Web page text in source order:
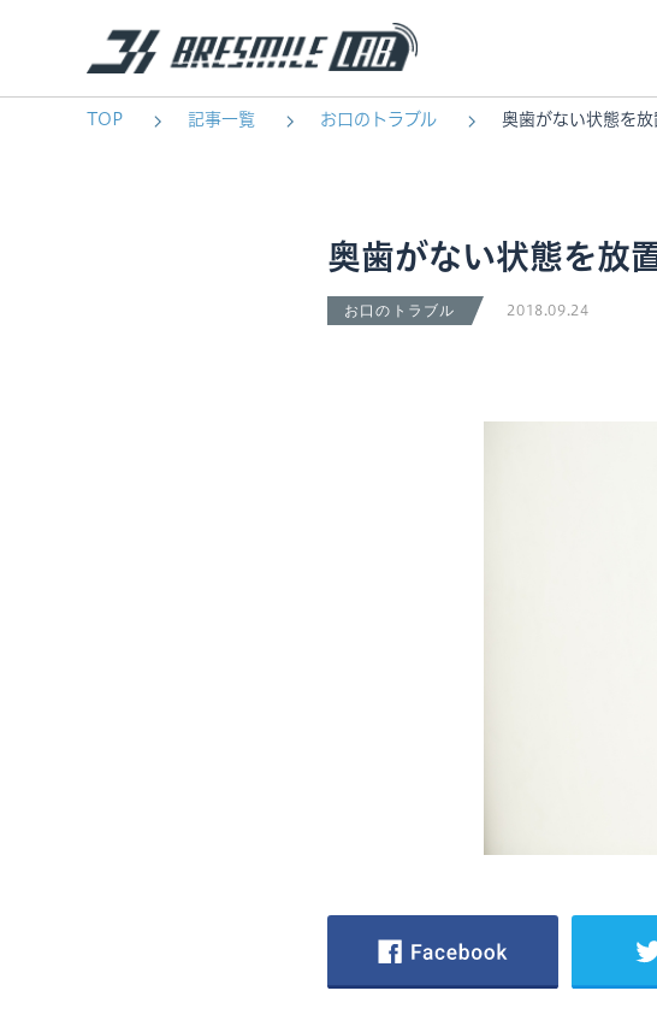
TOP 記事一覧 お口のトラブル 奥歯がない状態を
奥歯がない状態を放
お口のトラブル 2018.09.24